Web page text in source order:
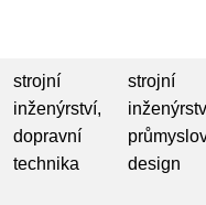
strojní
inženýrství,
dopravní
technika
strojní
design